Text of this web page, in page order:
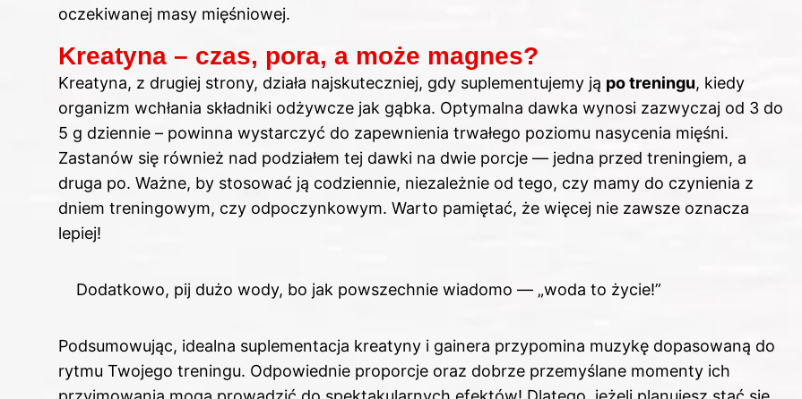
oczekiwanej masy mięśniowej.
Kreatyna – czas, pora, a może magnes?
Kreatyna, z drugiej strony, działa najskuteczniej, gdy suplementujemy ją po treningu, kiedy
organizm wchłania składniki odżywcze jak gąbka. Optymalna dawka wynosi zazwyczaj od 3 do
5 g dziennie – powinna wystarczyć do zapewnienia trwałego poziomu nasycenia mięśni.
Zastanów się również nad podziałem tej dawki na dwie porcje — jedna przed treningiem, a
druga po. Ważne, by stosować ją codziennie, niezależnie od tego, czy mamy do czynienia z
dniem treningowym, czy odpoczynkowym. Warto pamiętać, że więcej nie zawsze oznacza
lepiej!
Dodatkowo, pij dużo wody, bo jak powszechnie wiadomo — „woda to życie!”
Podsumowując, idealna suplementacja kreatyny i gainera przypomina muzykę dopasowaną do
rytmu Twojego treningu. Odpowiednie proporcje oraz dobrze przemyślane momenty ich